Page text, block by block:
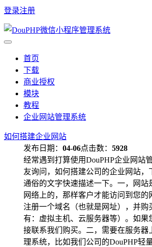
登录注册
首页
下载
商业授权
模块
教程
企业网站管理系统
如何搭建企业网站
发布日期： 04-06点击数： 5928
经常遇到打算使用DouPHP企业网站
友询问，如何搭建公司的企业网站，
通俗的文字快速描述一下。一，网站
网络上的，那样客户才能访问到您的
注册一个域名（也就是网址），并购
有：虚拟主机、云服务器等）。如果
接联系我们购买。二，需要在服务器
理系统，比如我们公司的DouPHP轻